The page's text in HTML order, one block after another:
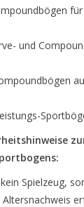
und
Spielzeug,
Altersnachweis